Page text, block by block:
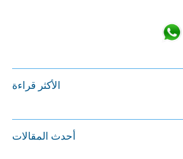
الأكثر قراءة
أحدث المقالات